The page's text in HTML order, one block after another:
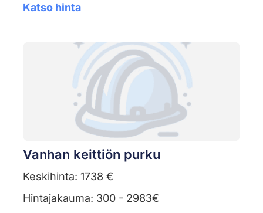
Katso hinta
Vanhan keittiön purku
Keskihinta: 1738 €
Hintajakauma: 300 - 2983€